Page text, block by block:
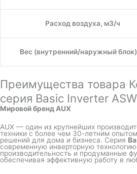
Расход воздуха, м3/ч
Вес (внутренний/наружный блок)
Преимущества товара
серия Basic Inverter
Мировой бренд AUX
AUX — один из крупнейших
техники с более чем 30-летним
решений для дома и бизнеса. Серия
современную инверторную
производительность и продуманные
обеспечивая эффективную работу в